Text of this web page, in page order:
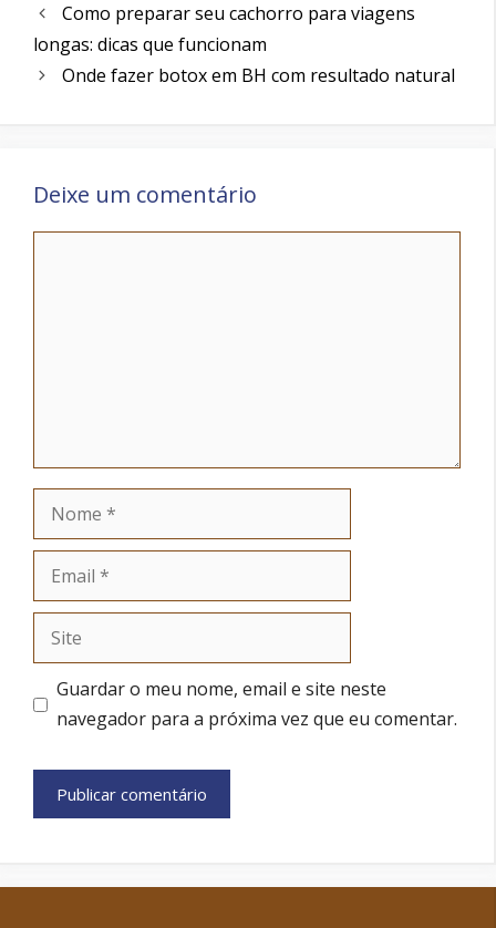
Como preparar seu cachorro para viagens
longas: dicas que funcionam
Onde fazer botox em BH com resultado natural
Deixe um comentário
Nome
Email
Site
Guardar o meu nome, email e site neste
navegador para a próxima vez que eu comentar.